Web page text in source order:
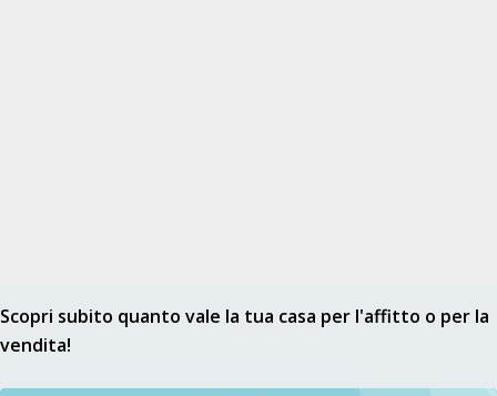
Scopri subito quanto vale la tua casa per l'affitto o per la
vendita!